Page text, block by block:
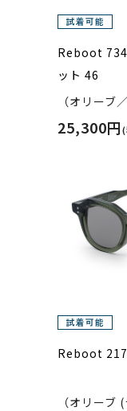
Reboot 734
ット 46
（オリーブ
25,300円
Reboot 217
（オリーブ